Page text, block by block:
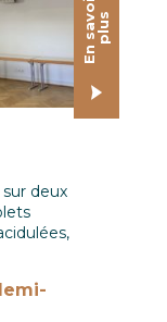
E
n
s
av
o
i
r
p
l
us
deux